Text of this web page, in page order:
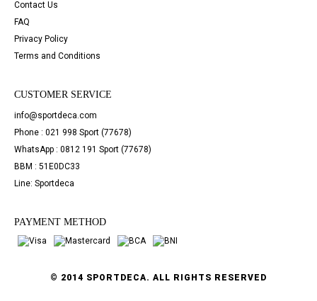
Contact Us
FAQ
Privacy Policy
Terms and Conditions
CUSTOMER SERVICE
info@sportdeca.com
Phone : 021 998 Sport (77678)
WhatsApp : 0812 191 Sport (77678)
BBM : 51E0DC33
Line: Sportdeca
PAYMENT METHOD
© 2014 SPORTDECA. ALL RIGHTS RESERVED